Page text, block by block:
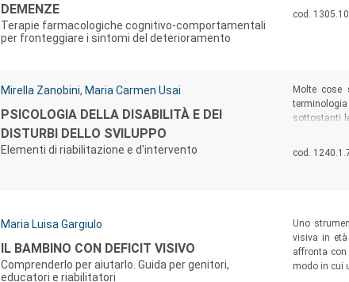
DEMENZE
Terapie farmacologiche cognitivo-comportamentali
per fronteggiare i sintomi del deterioramento
Codice libro:
cod.
Autori:
Mirella Zanobini, Maria Carmen Usai
Titolo:
PSICOLOGIA DELLA DISABILITÀ E DEI
DISTURBI DELLO SVILUPPO
Elementi di riabilitazione e d'intervento
Sommario:
Molte cose
sottostanti
guida di
Codice libro:
cod.
Autori:
Maria Luisa Gargiulo
Titolo:
IL BAMBINO CON DEFICIT VISIVO
Comprenderlo per aiutarlo. Guida per genitori,
educatori e riabilitatori
Sommario:
Uno
visiva in
affronta con
modo in cui